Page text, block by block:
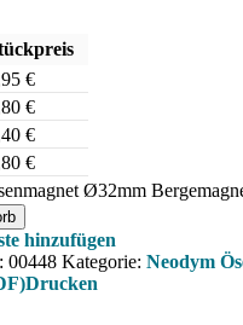
€
€
€
€
Ø32mm
hinzufügen
00448 Kategorie: Neodym
Drucken